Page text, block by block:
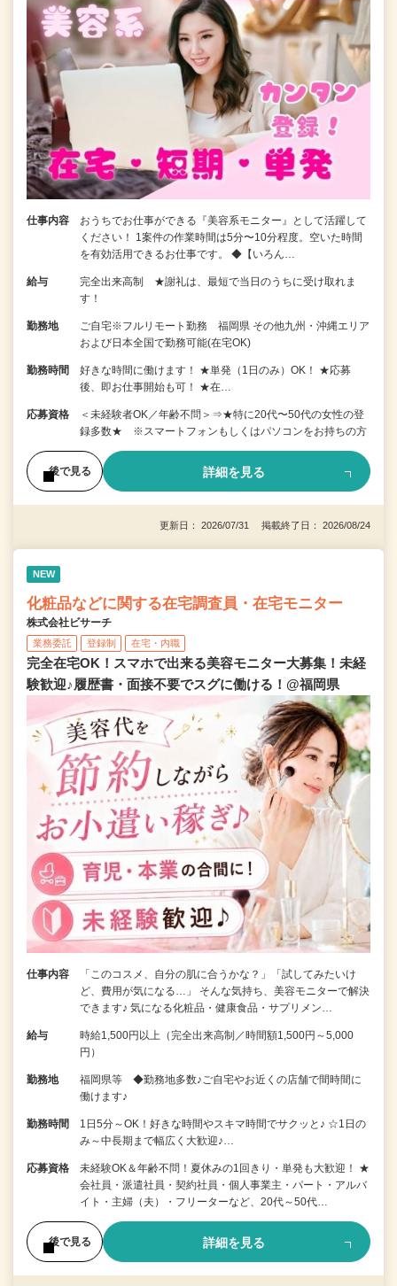
仕事内容
おうちでお仕事ができる『美容系モニター』として活躍して
ください！ 1案件の作業時間は5分〜10分程度。空いた時間
を有効活用できるお仕事です。 ◆【いろん…
給与
完全出来高制 ★謝礼は、最短で当日のうちに受け取れま
す！
勤務地
ご自宅※フルリモート勤務 福岡県 その他九州・沖縄エリア
および日本全国で勤務可能(在宅OK)
勤務時間
好きな時間に働けます！ ★単発（1日のみ）OK！ ★応募
後、即お仕事開始も可！ ★在…
応募資格
＜未経験者OK／年齢不問＞⇒★特に20代〜50代の女性の登
録多数★ ※スマートフォンもしくはパソコンをお持ちの方
後で見る 詳細を見る
更新日： 2026/07/31 掲載終了日： 2026/08/24
NEW
化粧品などに関する在宅調査員・在宅モニター
株式会社ビサーチ
業務委託 登録制 在宅・内職
完全在宅OK！スマホで出来る美容モニター大募集！未経
験歓迎♪履歴書・面接不要でスグに働ける！@福岡県
仕事内容
「このコスメ、自分の肌に合うかな？」「試してみたいけ
ど、費用が気になる…」 そんな気持ち、美容モニターで解決
できます♪ 気になる化粧品・健康食品・サプリメン…
給与
時給1,500円以上（完全出来高制／時間額1,500円～5,000
円）
勤務地
福岡県等 ◆勤務地多数♪ご自宅やお近くの店舗で間時間に
働けます♪
勤務時間
1日5分～OK！好きな時間やスキマ時間でサクッと♪ ☆1日の
み～中長期まで幅広く大歓迎♪…
応募資格
未経験OK＆年齢不問！夏休みの1回きり・単発も大歓迎！ ★
会社員・派遣社員・契約社員・個人事業主・パート・アルバ
イト・主婦（夫）・フリーターなど、20代～50代…
後で見る 詳細を見る